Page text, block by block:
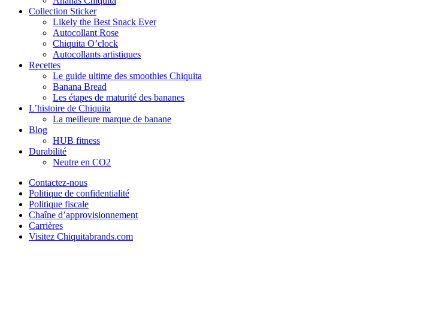
Collection Sticker
Likely the Best Snack Ever
Autocollant Rose
Chiquita O’clock
Autocollants artistiques
Recettes
Le guide ultime des smoothies Chiquita
Banana Bread
Les étapes de maturité des bananes
L’histoire de Chiquita
La meilleure marque de banane
Blog
HUB fitness
Durabilité
Neutre en CO2
Contactez-nous
Politique de confidentialité
Politique fiscale
Chaîne d’approvisionnement
Carrières
Visitez Chiquitabrands.com